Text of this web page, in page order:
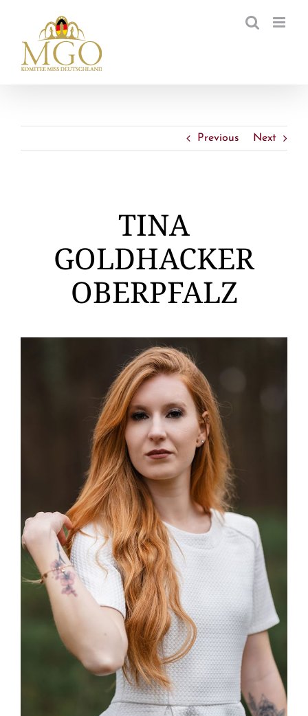
springen
Previous Next
TINA
GOLDHACKER
OBERPFALZ